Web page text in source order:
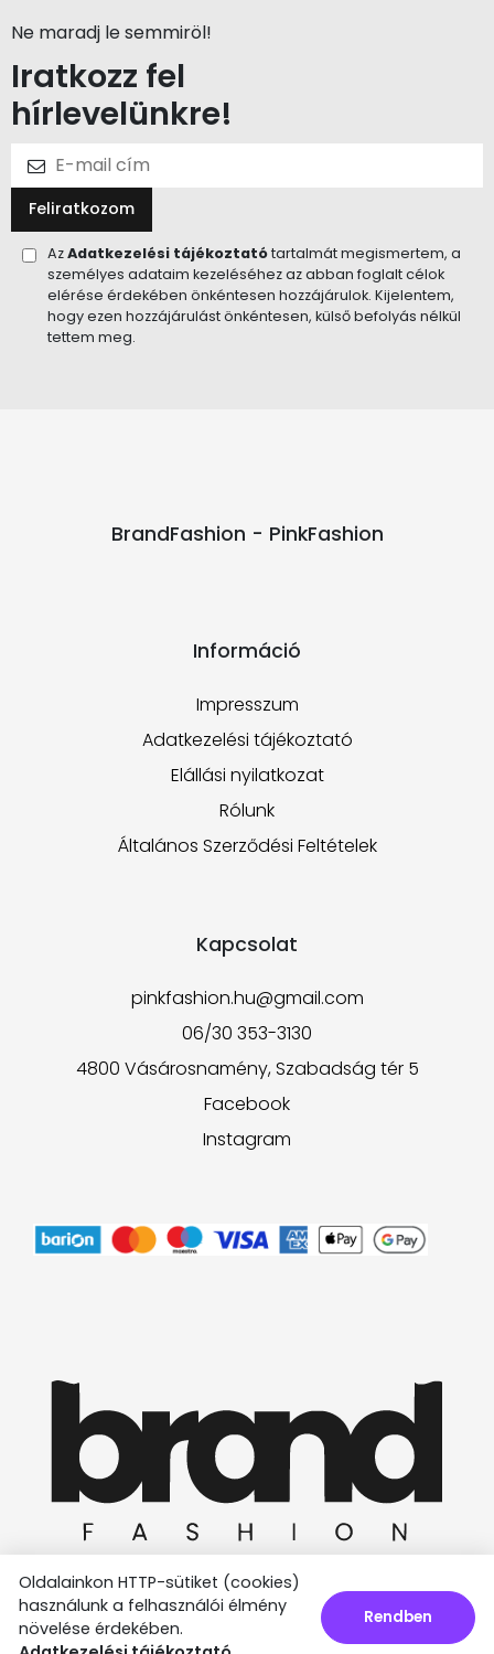
Ne maradj le semmiröl!
Iratkozz fel
hírlevelünkre!
Feliratkozom
AzAdatkezelési tájékoztatótartalmát megismertem, a
személyes adataim kezeléséhez az abban foglalt célok
elérése érdekében önkéntesen hozzájárulok. Kijelentem,
hogy ezen hozzájárulást önkéntesen, külső befolyás nélkül
tettem meg.
BrandFashion - PinkFashion
Információ
Impresszum
Adatkezelési tájékoztató
Elállási nyilatkozat
Rólunk
Általános Szerződési Feltételek
Kapcsolat
pinkfashion.hu@gmail.com
06/30 353-3130
4800 Vásárosnamény, Szabadság tér 5
Facebook
Instagram
Ⓒ 2025 Minden jog fenntartva.
Oldalainkon HTTP-sütiket (cookies)
használunk a felhasználói élmény
növelése érdekében.
Rendben